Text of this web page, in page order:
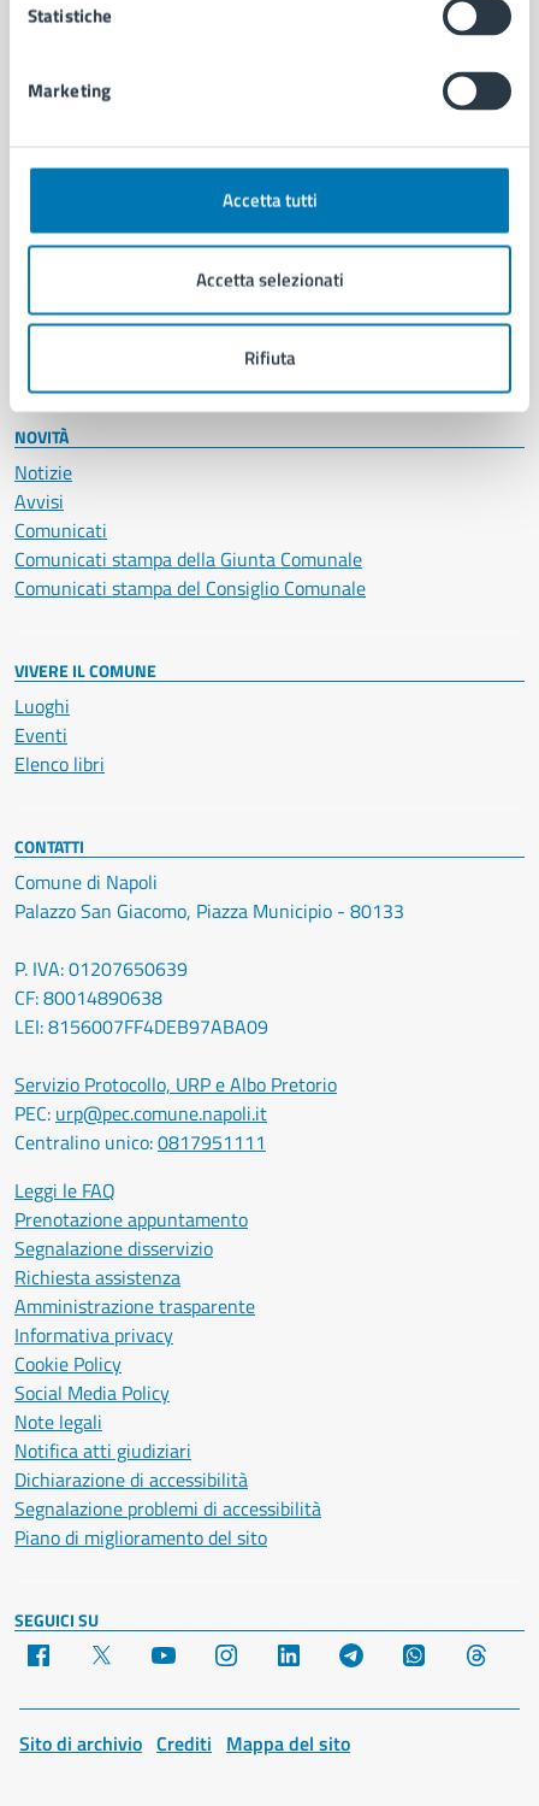
Statistiche
Marketing
Accetta tutti
Accetta selezionati
Rifiuta
CATEGORIE DI SERVIZIO
Anagrafe e stato civile
Giustizia e sicurezza pubblica
Salute, benessere e assistenza
Servizi Cimiteriali
NOVITÀ
Notizie
Avvisi
Comunicati
Comunicati stampa della Giunta Comunale
Comunicati stampa del Consiglio Comunale
VIVERE IL COMUNE
Luoghi
Eventi
Elenco libri
CONTATTI
Comune di Napoli
Palazzo San Giacomo, Piazza Municipio - 80133
P. IVA: 01207650639
CF: 80014890638
LEI: 8156007FF4DEB97ABA09
Servizio Protocollo, URP e Albo Pretorio
PEC: urp@pec.comune.napoli.it
Centralino unico:0817951111
Leggi le FAQ
Prenotazione appuntamento
Segnalazione disservizio
Richiesta assistenza
Amministrazione trasparente
Informativa privacy
Cookie Policy
Social Media Policy
Note legali
Notifica atti giudiziari
Dichiarazione di accessibilità
Segnalazione problemi di accessibilità
Piano di miglioramento del sito
SEGUICI SU
Facebook YouTube Instagram LinkedIn Telegram WhatsApp
Sito di archivio Crediti Mappa del sito